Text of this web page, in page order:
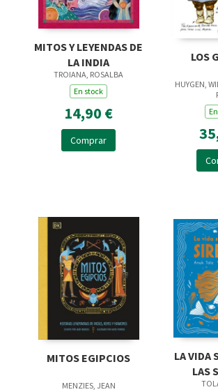
MITOS Y LEYENDAS DE
LA INDIA
TROIANA, ROSALBA
En stock
14,90 €
Comprar
LOS
HUYGEN,
MITOS EGIPCIOS
MENZIES, JEAN
LA VIDA
LAS